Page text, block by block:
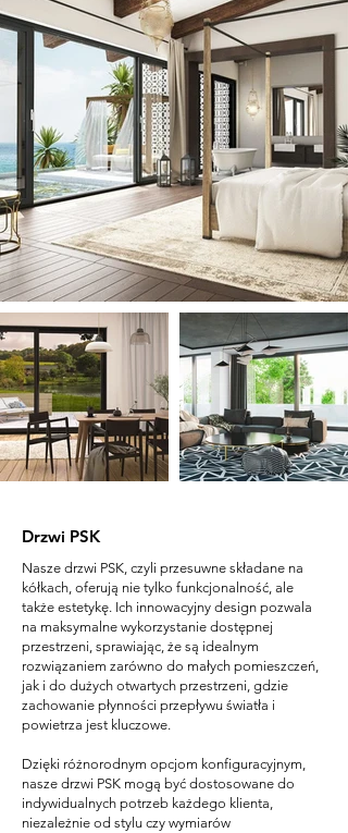
Drzwi PSK
Nasze drzwi PSK, czyli przesuwne składane na
kółkach, oferują nie tylko funkcjonalność, ale
także estetykę. Ich innowacyjny design pozwala
na maksymalne wykorzystanie dostępnej
przestrzeni, sprawiając, że są idealnym
rozwiązaniem zarówno do małych pomieszczeń,
jak i do dużych otwartych przestrzeni, gdzie
zachowanie płynności przepływu światła i
powietrza jest kluczowe.
Dzięki różnorodnym opcjom konfiguracyjnym,
nasze drzwi PSK mogą być dostosowane do
indywidualnych potrzeb każdego klienta,
niezależnie od stylu czy wymiarów